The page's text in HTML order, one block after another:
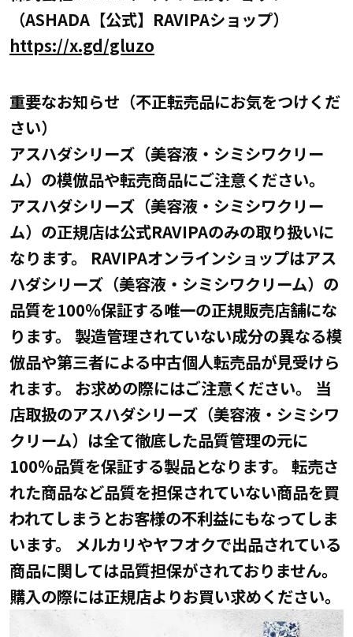
（ASHADA【公式】RAVIPAショップ）
https://x.gd/gluzo
重要なお知らせ（不正転売品にお気をつけくだ
さい）
アスハダシリーズ（美容液・シミシワクリー
ム）の模倣品や転売商品にご注意ください。
アスハダシリーズ（美容液・シミシワクリー
ム）の正規店は公式RAVIPAのみの取り扱いに
なります。 RAVIPAオンラインショップはアス
ハダシリーズ（美容液・シミシワクリーム）の
品質を100％保証する唯一の正規販売店舗にな
ります。 製造管理されていない成分の異なる模
倣品や第三者による中古個人転売品が見受けら
れます。 お求めの際にはご注意ください。 当
店取扱のアスハダシリーズ（美容液・シミシワ
クリーム）は全て徹底した品質管理の元に
100％品質を保証する製品となります。 転売さ
れた商品など品質を担保されていない商品を買
われてしまうとお客様の不利益にもなってしま
います。 メルカリやヤフオクで出品されている
商品に関しては品質担保がされておりません。
購入の際には正規店よりお買い求めください。